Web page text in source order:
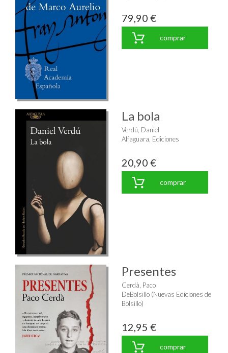
79,90 €
comprar
La bola
Verdú, Daniel
Alfaguara, Ediciones
20,90 €
comprar
Presentes
Cerdà, Paco
DeBolsillo (Nuevas Ediciones de
Bolsillo)
12,95 €
comprar